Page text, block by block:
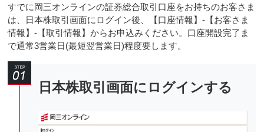
すでに岡三オンラインの証券総合取引口座をお持ちのお客さま
は、日本株取引画面にログイン後、【口座情報】-【お客さま
情報】-【取引情報】からお申込みください。口座開設完了ま
で通常3営業日(最短翌営業日)程度要します。
日本株取引画面にログインする